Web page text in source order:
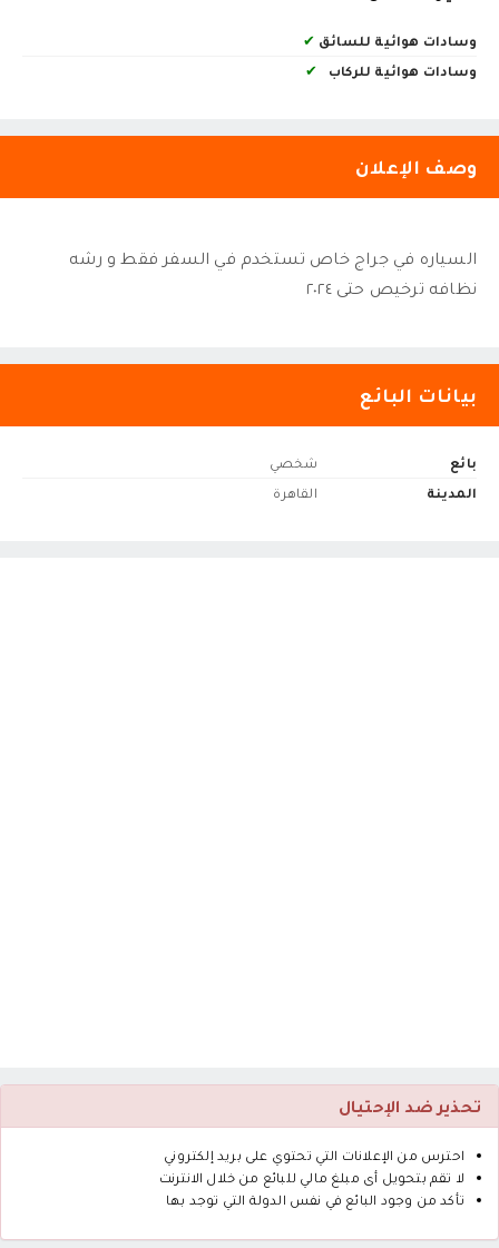
وسادات هوائية للسائق ✔
وسادات هوائية للركاب
✔
وصف الإعلان
السياره في جراج خاص تستخدم في السفر فقط و رشه
نظافه ترخيص حتى ٢٠٢٤
بيانات البائع
بائع
شخصي
المدينة
القاهرة
تحذير ضد الإحتيال
احترس من الإعلانات التي تحتوي على بريد إلكتروني
لا تقم بتحويل أى مبلغ مالي للبائع من خلال الانترنت
تأكد من وجود البائع في نفس الدولة التي توجد بها